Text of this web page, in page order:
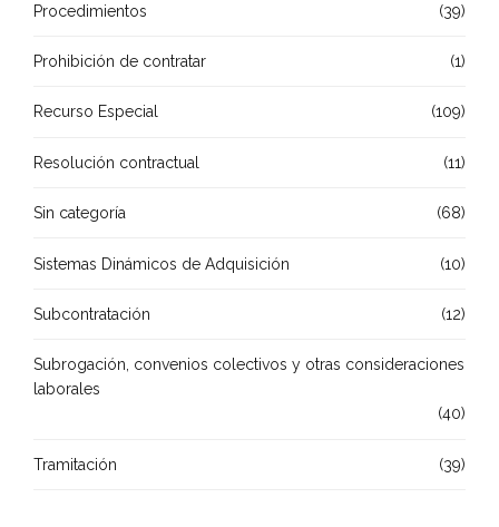
Procedimientos (39)
Prohibición de contratar (1)
Recurso Especial (109)
Resolución contractual (11)
Sin categoría (68)
Sistemas Dinámicos de Adquisición (10)
Subcontratación (12)
Subrogación, convenios colectivos y otras consideraciones
laborales
(40)
Tramitación (39)